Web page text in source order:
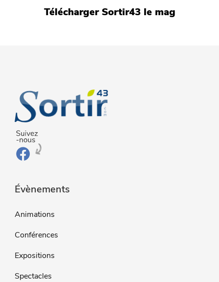
Télécharger Sortir43 le mag
Évènements
Animations
Conférences
Expositions
Spectacles